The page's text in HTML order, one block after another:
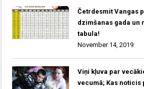
Četrdesmit Vangas
dzimšanas gada un
tabula!
November 14, 2019
Viņi kļuva par
vecumā; Kas noticis